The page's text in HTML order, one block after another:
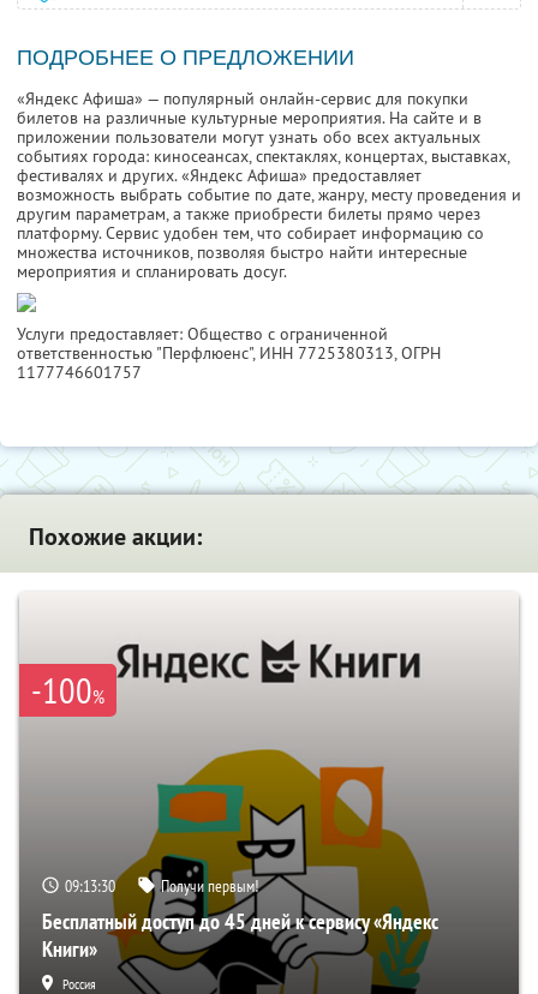
ПОДРОБНЕЕ О ПРЕДЛОЖЕНИИ
«Яндекс Афиша» — популярный онлайн-сервис для покупки
билетов на различные культурные мероприятия. На сайте и в
приложении пользователи могут узнать обо всех актуальных
событиях города: киносеансах, спектаклях, концертах, выставках,
фестивалях и других. «Яндекс Афиша» предоставляет
возможность выбрать событие по дате, жанру, месту проведения и
другим параметрам, а также приобрести билеты прямо через
платформу. Сервис удобен тем, что собирает информацию со
множества источников, позволяя быстро найти интересные
мероприятия и спланировать досуг.
Услуги предоставляет: Общество с ограниченной
ответственностью "Перфлюенс", ИНН 7725380313, ОГРН
1177746601757
Похожие акции:
-100%
09:13:29 Получи первым!
Бесплатный доступ до 45 дней к сервису «Яндекс
Книги»
Россия